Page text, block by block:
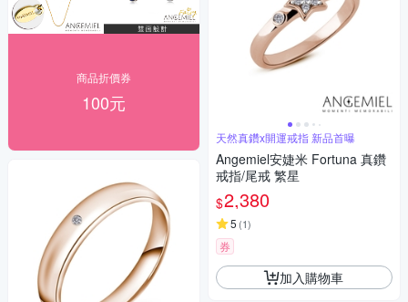
商品折價券
100元
天然真鑽x開運戒指 新品首曝
Angemiel安婕米 Fortuna 真鑽
戒指/尾戒 繁星
$2,380
5 (1)
券
加入購物車